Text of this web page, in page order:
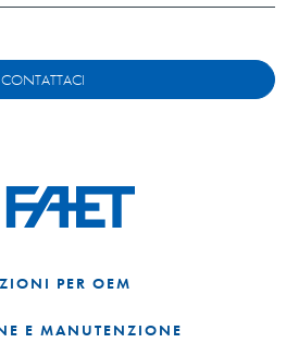
CONTATTACI
PER OEM
E MANUTENZIONE